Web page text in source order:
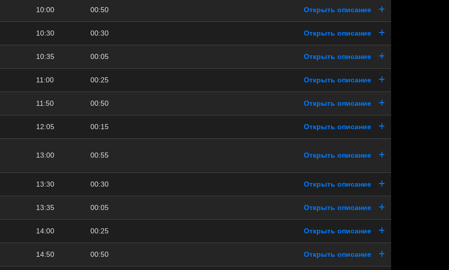
10:00 00:50 Открыть описание
10:30 00:30 Открыть описание
10:35 00:05 Открыть описание
11:00 00:25 Открыть описание
11:50 00:50 Открыть описание
12:05 00:15 Открыть описание
13:00 00:55 Открыть описание
13:30 00:30 Открыть описание
13:35 00:05 Открыть описание
14:00 00:25 Открыть описание
14:50 00:50 Открыть описание